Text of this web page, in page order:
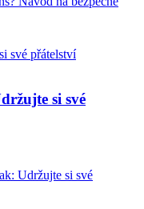
si své
Udržujte si své